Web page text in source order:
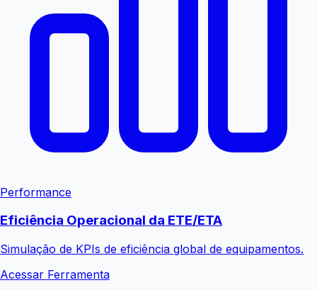
Performance
Eficiência Operacional da ETE/ETA
Simulação de KPIs de eficiência global de equipamentos.
Acessar Ferramenta